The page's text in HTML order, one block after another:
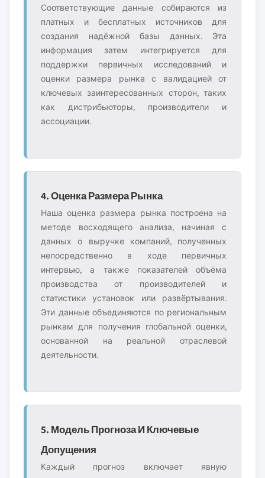
Соответствующие данные собираются из
платных и бесплатных источников для
создания надёжной базы данных. Эта
информация затем интегрируется для
поддержки первичных исследований и
оценки размера рынка с валидацией от
ключевых заинтересованных сторон, таких
как дистрибьюторы, производители и
ассоциации.
4. Оценка Размера Рынка
Наша оценка размера рынка построена на
методе восходящего анализа, начиная с
данных о выручке компаний, полученных
непосредственно в ходе первичных
интервью, а также показателей объёма
производства от производителей и
статистики установок или развёртывания.
Эти данные объединяются по региональным
рынкам для получения глобальной оценки,
основанной на реальной отраслевой
деятельности.
5. Модель Прогноза И Ключевые
Допущения
Каждый прогноз включает явную